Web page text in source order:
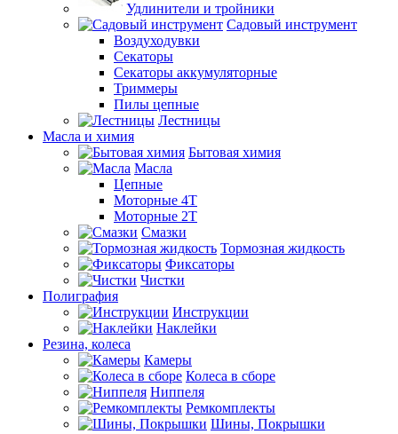
Удлинители и тройники
Садовый инструмент
Воздуходувки
Секаторы
Секаторы аккумуляторные
Триммеры
Пилы цепные
Лестницы
Масла и химия
Бытовая химия
Масла
Цепные
Моторные 4Т
Моторные 2Т
Смазки
Тормозная жидкость
Фиксаторы
Чистки
Полиграфия
Инструкции
Наклейки
Резина, колеса
Камеры
Колеса в сборе
Ниппеля
Ремкомплекты
Шины, Покрышки